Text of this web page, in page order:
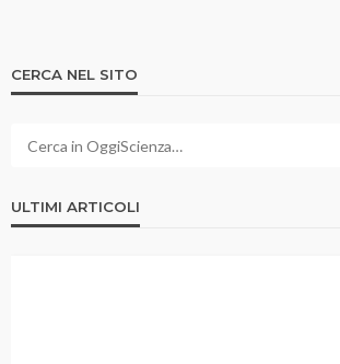
CERCA NEL SITO
ULTIMI ARTICOLI